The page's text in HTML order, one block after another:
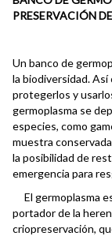
PRESERVACIÓN
Un banco de
la biodiversidad.
protegerlos y
germoplasma se
especies, como
muestra
la posibilidad de
emergencia para
El germoplasma
portador de la
criopreservación,